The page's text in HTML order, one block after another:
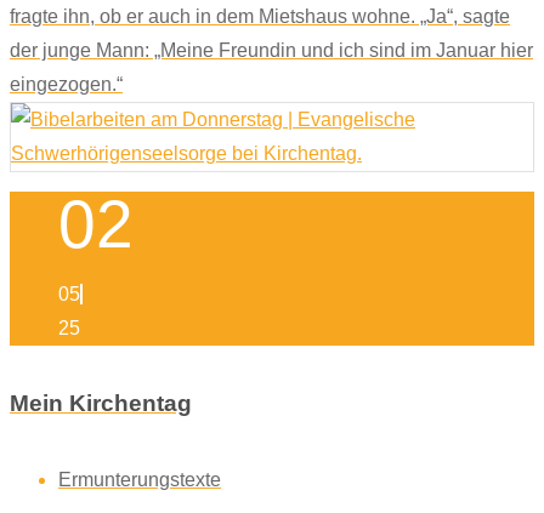
fragte ihn, ob er auch in dem Mietshaus wohne. „Ja“, sagte
der junge Mann: „Meine Freundin und ich sind im Januar hier
eingezogen.“
02
05
25
Mein Kirchentag
Ermunterungstexte